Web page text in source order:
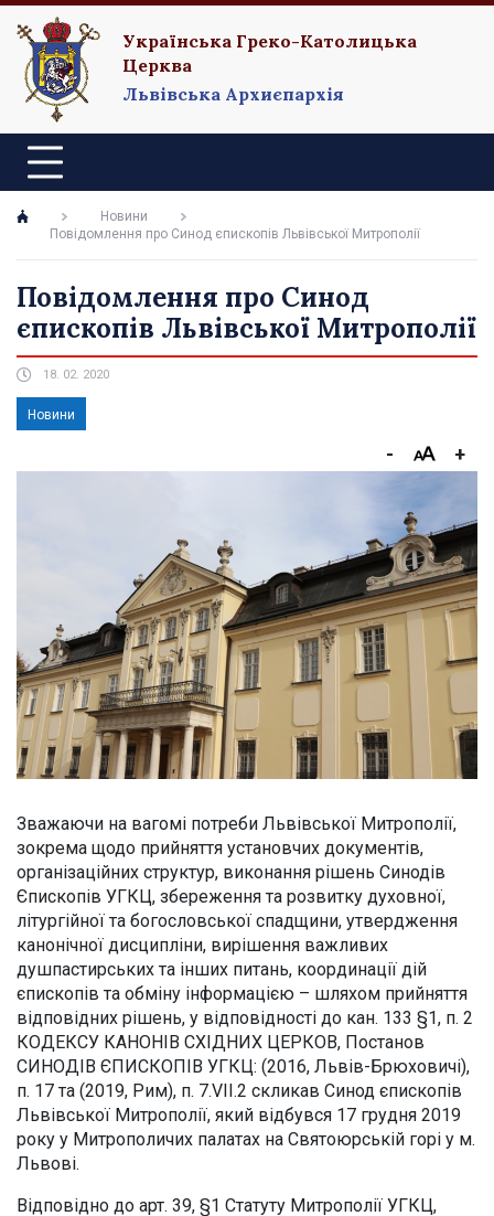
Українська Греко-Католицька
Церква
Львівська Архиєпархія
Новини
Повідомлення про Синод єпископів Львівської Митрополії
Повідомлення про Синод
єпископів Львівської Митрополії
18. 02. 2020
Новини
- +
Зважаючи на вагомі потреби Львівської Митрополії,
зокрема щодо прийняття установчих документів,
організаційних структур, виконання рішень Синодів
Єпископів УГКЦ, збереження та розвитку духовної,
літургійної та богословської спадщини, утвердження
канонічної дисципліни, вирішення важливих
душпастирських та інших питань, координації дій
єпископів та обміну інформацією – шляхом прийняття
відповідних рішень, у відповідності до кан. 133 §1, п. 2
КОДЕКСУ КАНОНІВ СХІДНИХ ЦЕРКОВ, Постанов
СИНОДІВ ЄПИСКОПІВ УГКЦ: (2016, Львів-Брюховичі),
п. 17 та (2019, Рим), п. 7.VII.2 скликав Синод єпископів
Львівської Митрополії, який відбувся 17 грудня 2019
року у Митрополичих палатах на Святоюрській горі у м.
Львові.
Відповідно до арт. 39, §1 Статуту Митрополії УГКЦ,